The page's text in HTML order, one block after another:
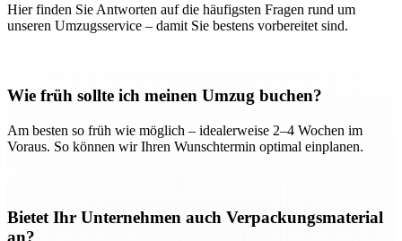
Hier finden Sie Antworten auf die häufigsten Fragen rund um
unseren Umzugsservice – damit Sie bestens vorbereitet sind.
Wie früh sollte ich meinen Umzug buchen?
Am besten so früh wie möglich – idealerweise 2–4 Wochen im
Voraus. So können wir Ihren Wunschtermin optimal einplanen.
Bietet Ihr Unternehmen auch Verpackungsmaterial
an?